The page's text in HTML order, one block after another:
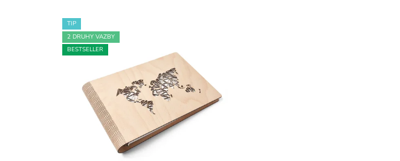
TIP
2 DRUHY VAZBY
BESTSELLER